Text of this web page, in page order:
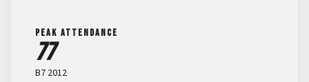
PEAK ATTENDANCE
77
B7 2012